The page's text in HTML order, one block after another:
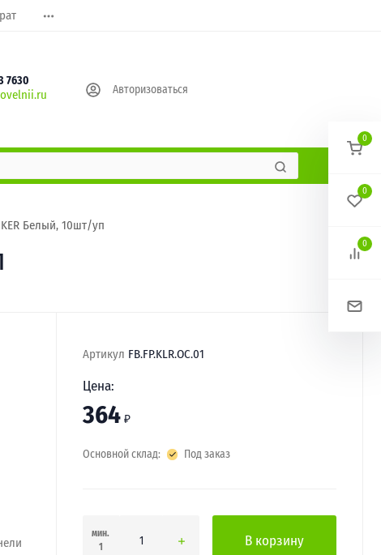
7630
Авторизоваться
Белый, 10шт/уп
Артикул FB.FP.KLR.OC.01
Цена:
364 ₽
Основной склад: Под заказ
мин.
1
В корзину
0
0
0